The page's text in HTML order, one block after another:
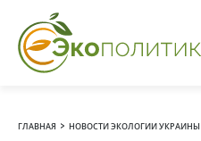
ГЛАВНАЯ › НОВОСТИ ЭКОЛОГИИ